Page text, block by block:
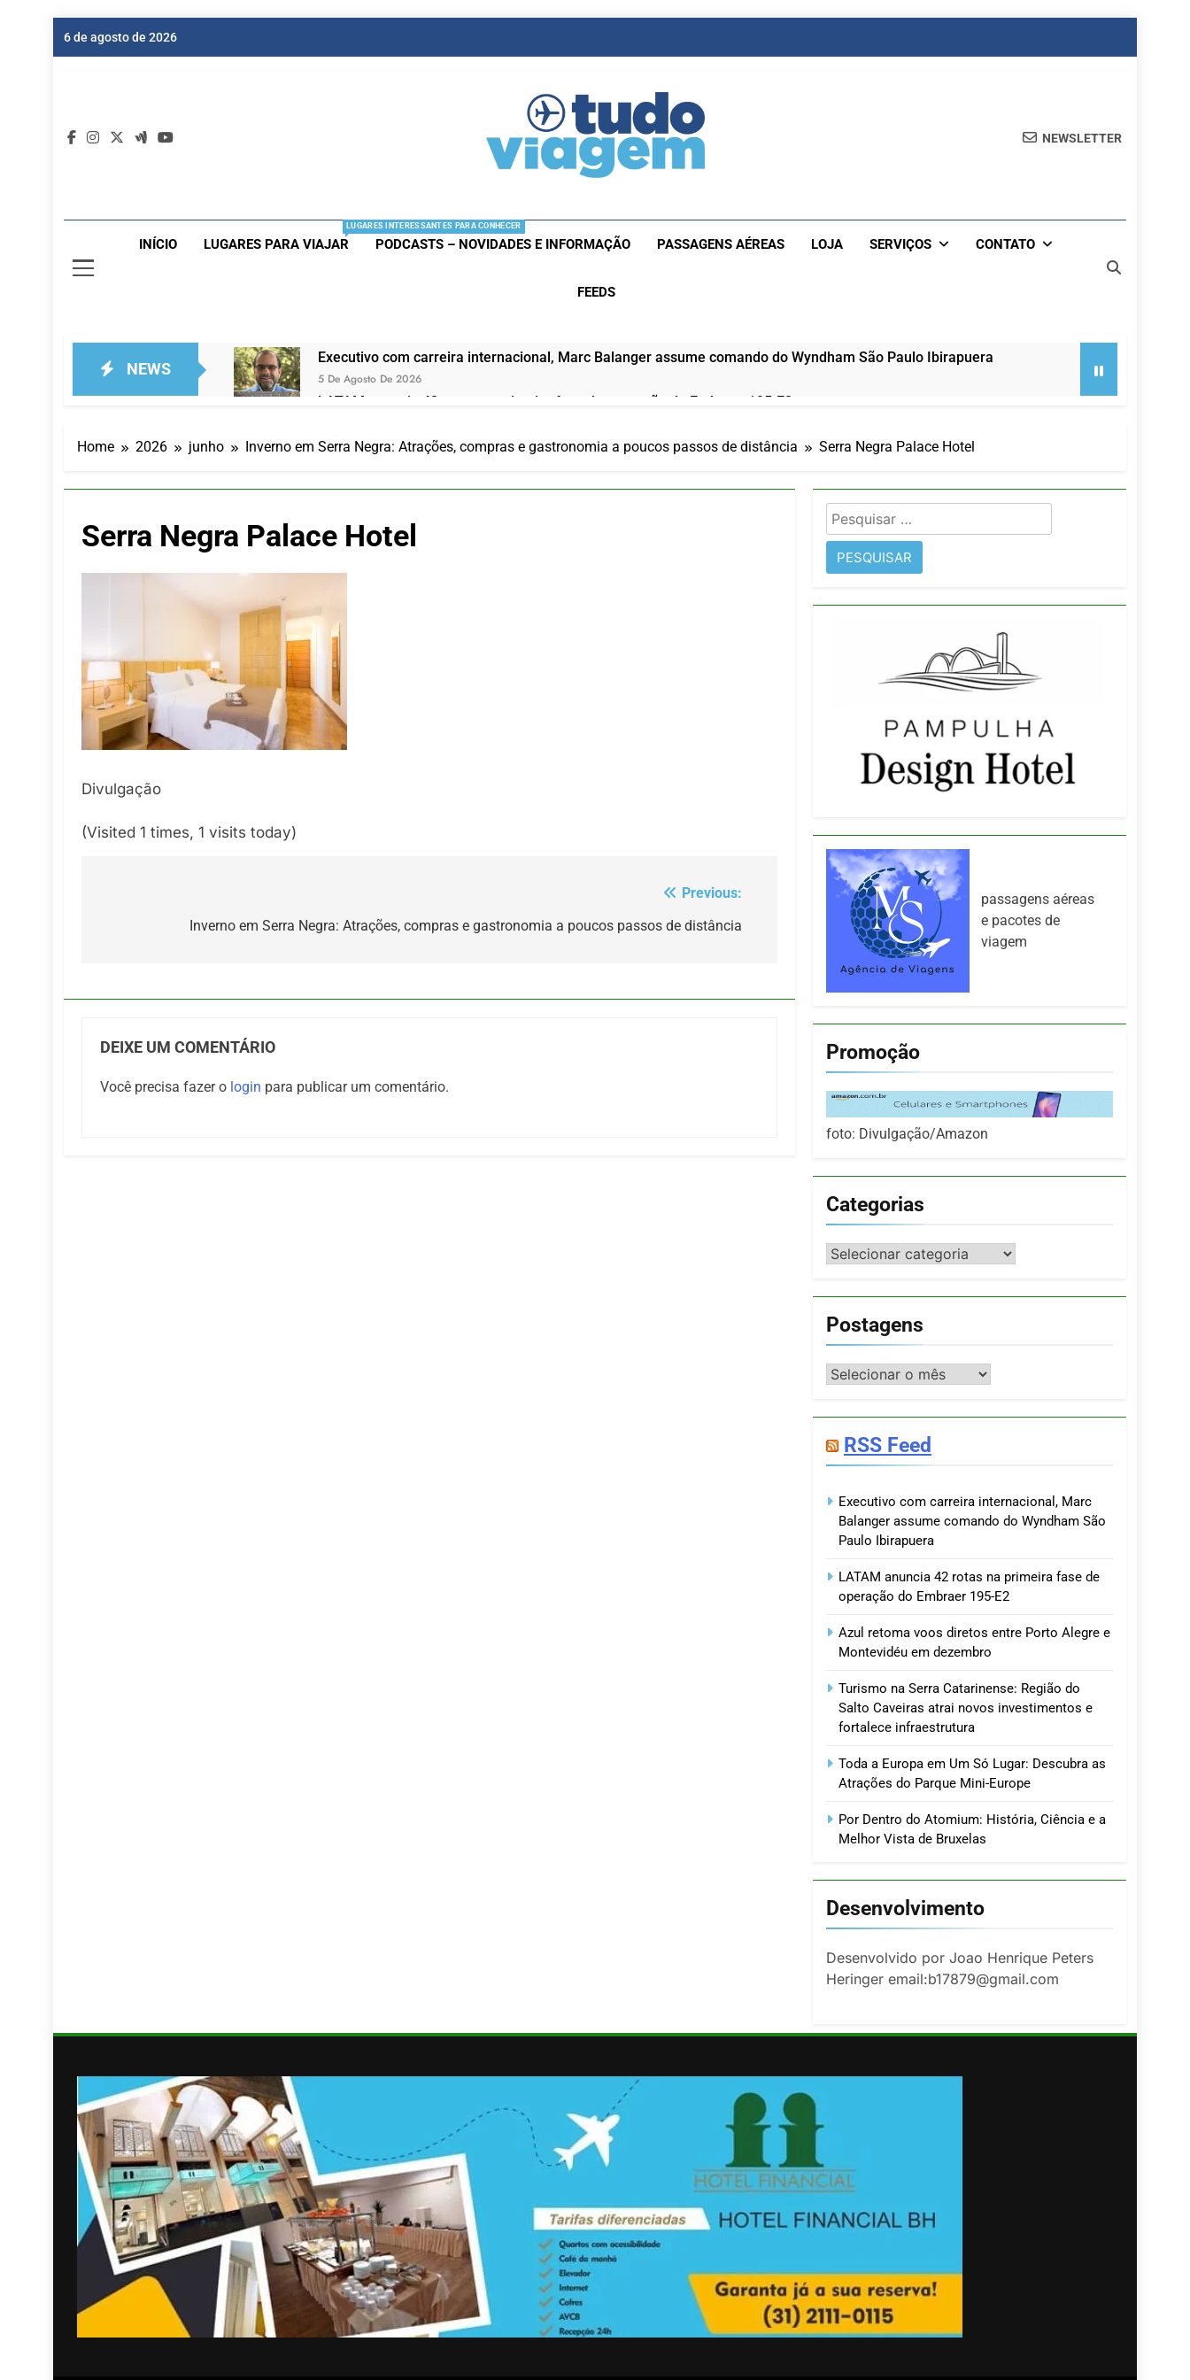
6 de agosto de 2026
NEWSLETTER
INÍCIO LUGARES PARA VIAJAR
LUGARES INTERESSANTES PARA CONHECER
PODCASTS – NOVIDADES E INFORMAÇÃO PASSAGENS AÉREAS LOJA SERVIÇOS CONTATO
FEEDS
NEWS
Executivo com carreira internacional, Marc Balanger assume comando do Wyndham São Paulo Ibirapuera
5 De Agosto De 2026
LATAM anuncia 42 rotas na primeira fase de operação do Embraer 195-E2
Azul retoma voos diretos entre Porto Alegre e Montevidéu em dezembro
Turismo na Serra Catarinense: Região do Salto Caveiras atrai novos investimentos e fortalece infraestrutura
Toda a Europa em Um Só Lugar: Descubra as Atrações do Parque Mini-Europe
Por Dentro do Atomium: História, Ciência e a Melhor Vista de Bruxelas
Home 2026 junho Inverno em Serra Negra: Atrações, compras e gastronomia a poucos passos de distância Serra Negra Palace Hotel
Serra Negra Palace Hotel
Divulgação
(Visited 1 times, 1 visits today)
Previous:
Inverno em Serra Negra: Atrações, compras e gastronomia a poucos passos de distância
DEIXE UM COMENTÁRIO
Você precisa fazer o login para publicar um comentário.
Pesquisar
por:
passagens aéreas
e pacotes de
viagem
Promoção
foto: Divulgação/Amazon
Categorias
Categorias
Postagens
Postagens
RSS Feed
Executivo com carreira internacional, Marc
Balanger assume comando do Wyndham São
Paulo Ibirapuera
LATAM anuncia 42 rotas na primeira fase de
operação do Embraer 195-E2
Azul retoma voos diretos entre Porto Alegre e
Montevidéu em dezembro
Turismo na Serra Catarinense: Região do
Salto Caveiras atrai novos investimentos e
fortalece infraestrutura
Toda a Europa em Um Só Lugar: Descubra as
Atrações do Parque Mini-Europe
Por Dentro do Atomium: História, Ciência e a
Melhor Vista de Bruxelas
Desenvolvimento
Desenvolvido por Joao Henrique Peters
Heringer email:b17879@gmail.com